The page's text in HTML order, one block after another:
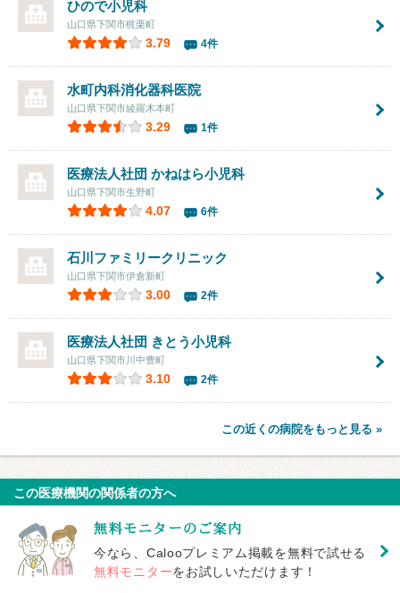
ひので小児科
山口県下関市梶栗町
3.79 4件
水町内科消化器科医院
山口県下関市綾羅木本町
3.29 1件
医療法人社団 かねはら小児科
山口県下関市生野町
4.07 6件
石川ファミリークリニック
山口県下関市伊倉新町
3.00 2件
医療法人社団 きとう小児科
山口県下関市川中豊町
3.10 2件
この近くの病院をもっと見る »
この医療機関の関係者の方へ
今なら、Calooプレミアム掲載を無料で試せる
無料モニターをお試しいただけます！